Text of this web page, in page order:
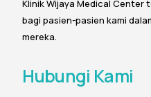
Klinik Wijaya Medical
bagi pasien-pasien kami
mereka.
Hubungi Kami